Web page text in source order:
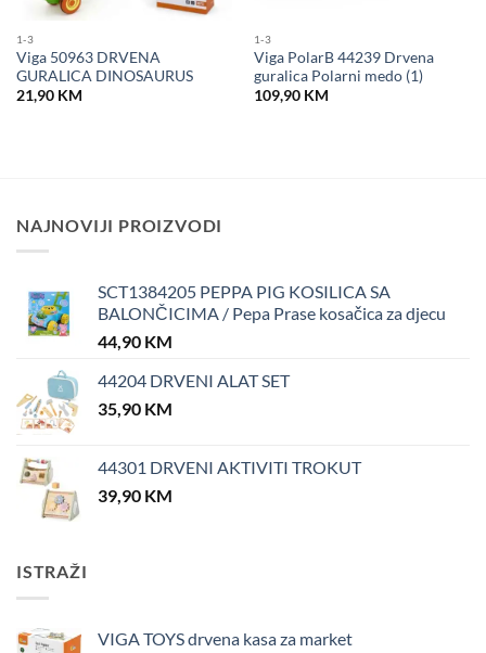
1-3
Viga 50963 DRVENA
GURALICA DINOSAURUS
21,90 KM
1-3
Viga PolarB 44239 Drvena
guralica Polarni medo (1)
109,90 KM
NAJNOVIJI PROIZVODI
SCT1384205 PEPPA PIG KOSILICA SA
BALONČICIMA / Pepa Prase kosačica za djecu
44,90 KM
44204 DRVENI ALAT SET
35,90 KM
44301 DRVENI AKTIVITI TROKUT
39,90 KM
ISTRAŽI
VIGA TOYS drvena kasa za market